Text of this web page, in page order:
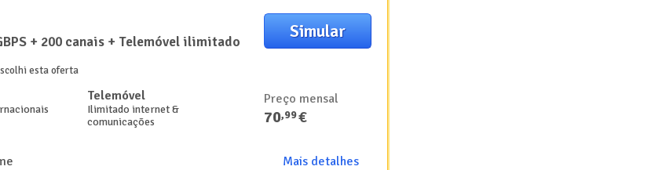
+ 200 canais + Telemóvel ilimitado
Telemóvel
Ilimitado internet &
comunicações
Preço mensal
70,99€
esta oferta
Mais detalhes
Simular